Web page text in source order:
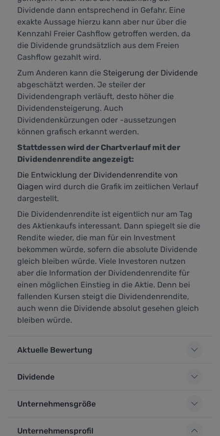
Dividende dann entsprechend in Gefahr. Eine
exakte Aussage hierzu kann aber nur über die
Kennzahl Freier Cashflow getroffen werden, da
die Dividende grundsätzlich aus dem Freien
Cashflow gezahlt wird.
Zum Anderen kann die Steigerung der Dividende
abgeschätzt werden. Je steiler der
Dividendengraph verläuft, desto höher die
Dividendensteigerung. Auch
Dividendenkürzungen oder -aussetzungen
können grafisch erkannt werden.
Stattdessen wird der Chartverlauf mit der
Dividendenrendite angezeigt:
Die Entwicklung der Dividendenrendite von
Qiagen wird durch die Grafik im zeitlichen Verlauf
dargestellt.
Die Dividendenrendite ist eigentlich nur am Tag
des Aktienkaufs interessant. Dann spiegelt sie die
Rendite wieder, die man für ein Investment
bekommen würde, sofern die absolute Dividende
gleich bleiben würde. Viele Investoren nutzen
aber die Information der Dividendenrendite für
einen möglichen Einstieg in die Aktie. Denn bei
fallenden Kursen steigt die Dividendenrendite,
auch wenn die Dividende absolut gesehen gleich
bleiben würde.
Aktuelle Bewertung
Dividende
Unternehmensgröße
Unternehmensprofil